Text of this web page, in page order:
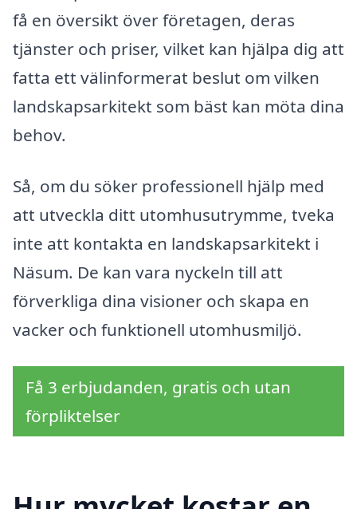
få en översikt över företagen, deras
tjänster och priser, vilket kan hjälpa dig att
fatta ett välinformerat beslut om vilken
landskapsarkitekt som bäst kan möta dina
behov.
Så, om du söker professionell hjälp med
att utveckla ditt utomhusutrymme, tveka
inte att kontakta en landskapsarkitekt i
Näsum. De kan vara nyckeln till att
förverkliga dina visioner och skapa en
vacker och funktionell utomhusmiljö.
Få 3 erbjudanden, gratis och utan
förpliktelser